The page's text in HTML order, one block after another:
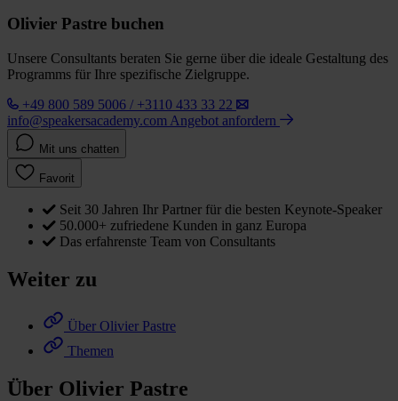
Olivier Pastre buchen
Unsere Consultants beraten Sie gerne über die ideale Gestaltung des
Programms für Ihre spezifische Zielgruppe.
+49 800 589 5006 / +3110 433 33 22
info@speakersacademy.com Angebot anfordern
Mit uns chatten
Favorit
Seit 30 Jahren Ihr Partner für die besten Keynote-Speaker
50.000+ zufriedene Kunden in ganz Europa
Das erfahrenste Team von Consultants
Weiter zu
Über Olivier Pastre
Themen
Über Olivier Pastre